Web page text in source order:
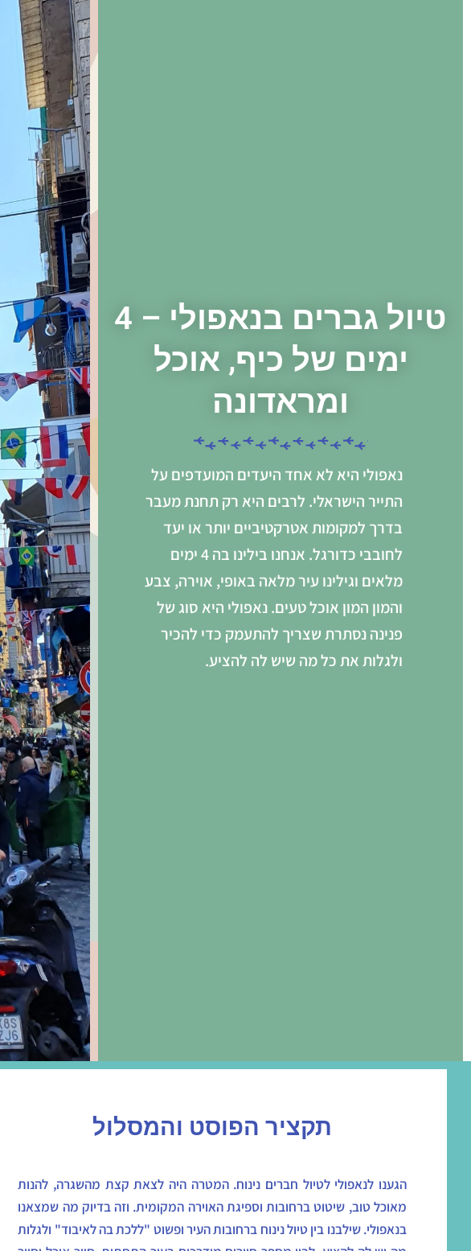
טיול גברים בנאפולי – 4
ימים של כיף, אוכל
ומראדונה
נאפולי היא לא אחד היעדים המועדפים על
התייר הישראלי. לרבים היא רק תחנת מעבר
בדרך למקומות אטרקטיביים יותר או יעד
לחובבי כדורגל. אנחנו בילינו בה 4 ימים
מלאים וגילינו עיר מלאה באופי, אוירה, צבע
והמון המון אוכל טעים. נאפולי היא סוג של
פנינה נסתרת שצריך להתעמק כדי להכיר
ולגלות את כל מה שיש לה להציע.
תקציר הפוסט והמסלול
הגענו לנאפולי לטיול חברים נינוח. המטרה היה לצאת קצת מהשגרה, להנות
מאוכל טוב, שיטוט ברחובות וספיגת האוירה המקומית. וזה בדיוק מה שמצאנו
בנאפולי. שילבנו בין טיול נינוח ברחובות העיר ופשוט "ללכת בה לאיבוד" ולגלות